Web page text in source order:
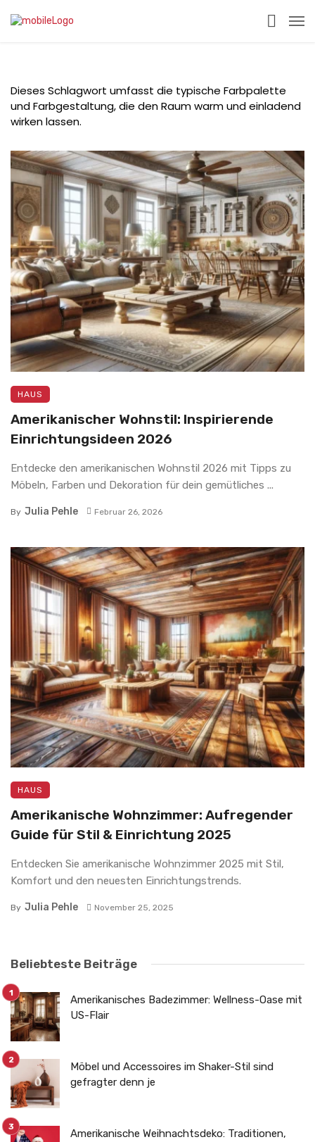
Dieses Schlagwort umfasst die typische Farbpalette
und Farbgestaltung, die den Raum warm und einladend
wirken lassen.
HAUS
Amerikanischer Wohnstil: Inspirierende
Einrichtungsideen 2026
Entdecke den amerikanischen Wohnstil 2026 mit Tipps zu
Möbeln, Farben und Dekoration für dein gemütliches ...
By Julia Pehle Februar 26, 2026
HAUS
Amerikanische Wohnzimmer: Aufregender
Guide für Stil & Einrichtung 2025
Entdecken Sie amerikanische Wohnzimmer 2025 mit Stil,
Komfort und den neuesten Einrichtungstrends.
By Julia Pehle November 25, 2025
Beliebteste Beiträge
Amerikanisches Badezimmer: Wellness-Oase mit
US-Flair
Möbel und Accessoires im Shaker-Stil sind
gefragter denn je
Amerikanische Weihnachtsdeko: Traditionen,